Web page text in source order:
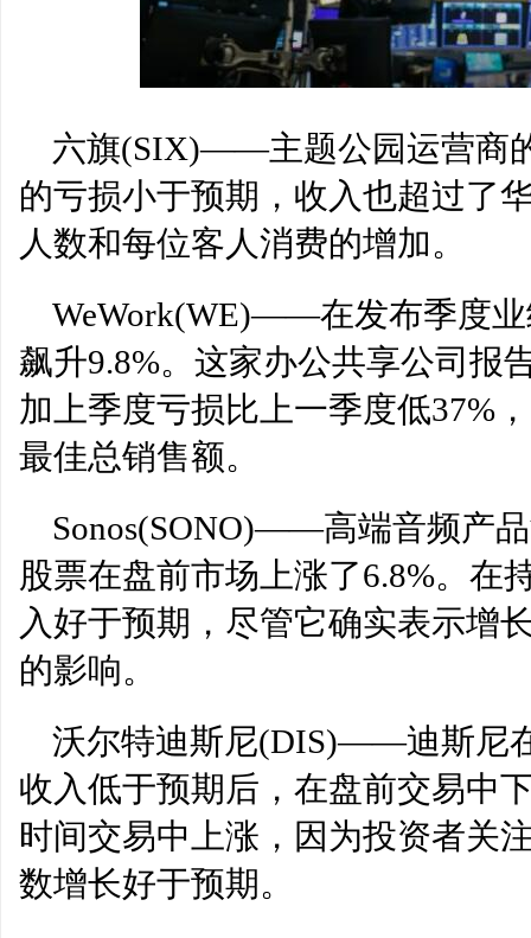
六旗(SIX)——主题公园运营商
的亏损小于预期，收入也超过了
人数和每位客人消费的增加。
WeWork(WE)——在发布季度业
飙升9.8%。这家办公共享公司报
加上季度亏损比上一季度低37%
最佳总销售额。
Sonos(SONO)——高端音频产
股票在盘前市场上涨了6.8%。在
入好于预期，尽管它确实表示增
的影响。
沃尔特迪斯尼(DIS)——迪斯尼
收入低于预期后，在盘前交易中
时间交易中上涨，因为投资者关
数增长好于预期。